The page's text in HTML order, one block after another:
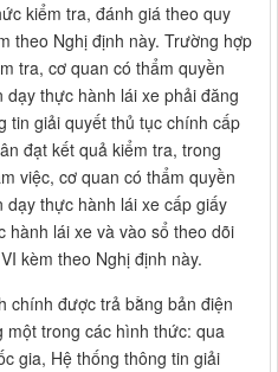
kiểm tra, đánh giá theo quy
theo Nghị định này. Trường hợp
tra, cơ quan có thẩm quyền
thực hành lái xe phải đăng
tin giải quyết thủ tục chính cấp
đạt kết quả kiểm tra, trong
việc, cơ quan có thẩm quyền
thực hành lái xe cấp giấy
hành lái xe và vào sổ theo dõi
kèm theo Nghị định này.
chính được trả bằng bản điện
trong các hình thức: qua
gia, Hệ thống thông tin giải